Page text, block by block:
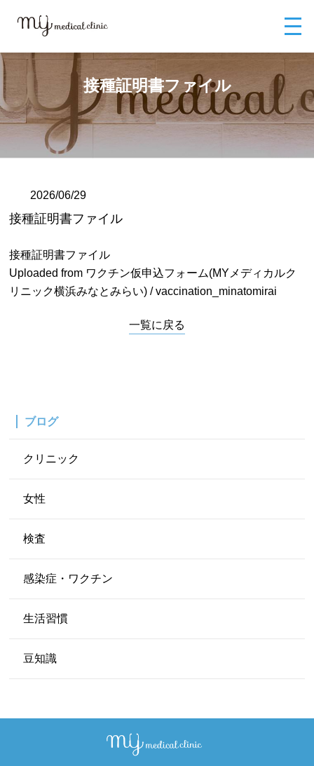
接種証明書ファイル
2026/06/29
接種証明書ファイル
接種証明書ファイル
Uploaded from ワクチン仮申込フォーム(MYメディカルク
リニック横浜みなとみらい) / vaccination_minatomirai
一覧に戻る
ブログ
クリニック
女性
検査
感染症・ワクチン
生活習慣
豆知識